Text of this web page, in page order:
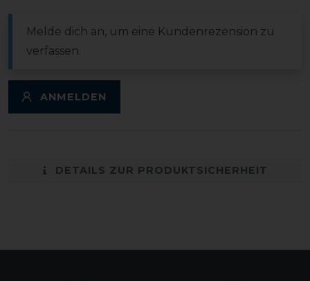
Melde dich an, um eine Kundenrezension zu
verfassen.
ANMELDEN
DETAILS ZUR PRODUKTSICHERHEIT